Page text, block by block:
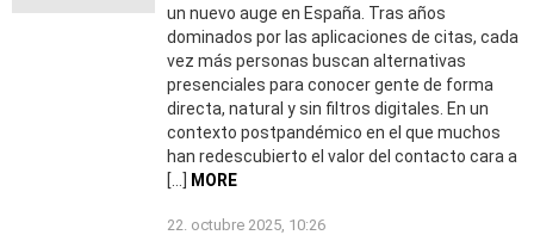
un nuevo auge en España. Tras años
dominados por las aplicaciones de citas, cada
vez más personas buscan alternativas
presenciales para conocer gente de forma
directa, natural y sin filtros digitales. En un
contexto postpandémico en el que muchos
han redescubierto el valor del contacto cara a
[…]
MORE
22. octubre 2025, 10:26